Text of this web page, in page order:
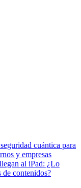
cuántica para
y empresas
al iPad: ¿Lo
de contenidos?